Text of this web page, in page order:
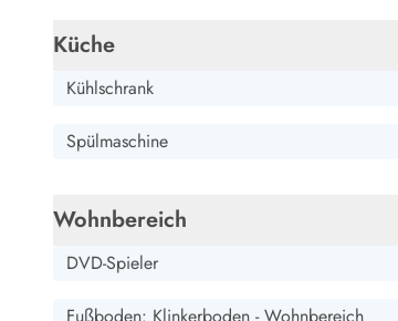
Küche
Kühlschrank
Spülmaschine
Wohnbereich
DVD-Spieler